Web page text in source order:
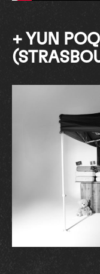
+ YUN